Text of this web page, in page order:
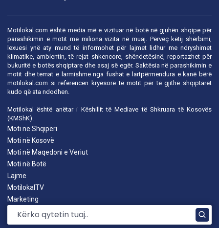
Motilokal.com është media më e vizituar në botë në gjuhën shqipe për
parashikimin e motit me miliona vizita në muaj. Përveç këtij shërbimi,
lexuesi ynë aty mund të informohet për lajmet lidhur me ndryshimet
klimatike, ambientin, të rejat shkencore, shëndetësinë, reportazhet për
bukuritë e botës shqiptare dhe asaj së egër. Saktësia në parashikimin e
motit dhe temat e larmishme nga fushat e lartpërmendura e kanë bërë
motilokal.com si referencën kryesore të motit për të gjithë shqiptarët
kudo që ata ndodhen.
Motilokal është anëtar i Këshillit të Mediave të Shkruara të Kosovës
(KMShK).
Moti në Shqipëri
Moti në Kosovë
Moti në Maqedoni e Veriut
Moti në Botë
Lajme
MotilokalTV
Marketing